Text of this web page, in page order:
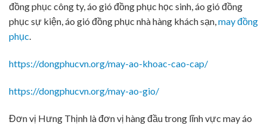
đồng phục công ty, áo gió đồng phục học sinh, áo gió đồng
phục sự kiện, áo gió đồng phục nhà hàng khách sạn,may đồng
phục.
https://dongphucvn.org/may-ao-khoac-cao-cap/
https://dongphucvn.org/may-ao-gio/
Đơn vị Hưng Thịnh là đơn vị hàng đầu trong lĩnh vực may áo